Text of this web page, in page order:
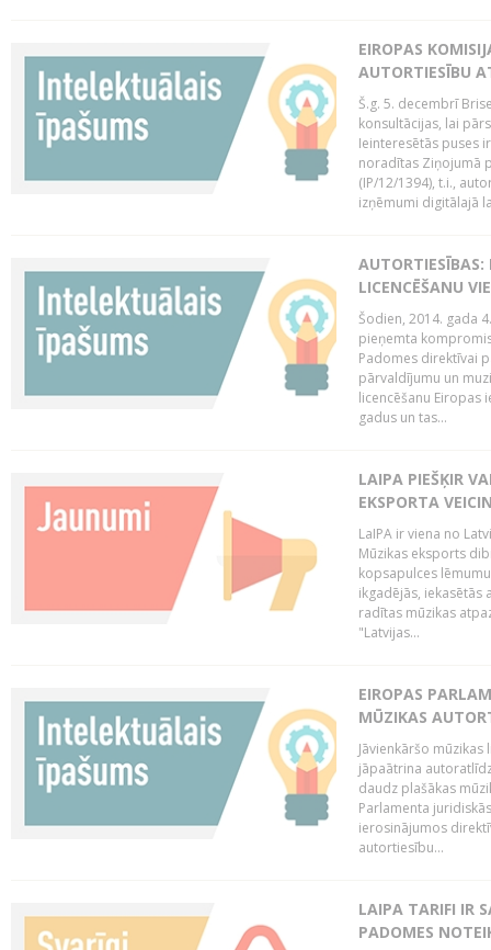
EIROPAS
AUTORTIESĪBU
Š.g. 5. decembrī
konsultācijas, lai
Ieinteresētās puses
noradītas Ziņojumā
(IP/12/1394), t.i.,
izņēmumi digitālajā
AUTORTIESĪBAS:
LICENCĒŠANU
Šodien, 2014. gada
pieņemta
Padomes direktīvai
pārvaldījumu un
licencēšanu Eiropas
gadus un tas...
LAIPA PIEŠĶIR
EKSPORTA
LaIPA ir viena no
Mūzikas eksports
kopsapulces
ikgadējās, iekasētās
radītas mūzikas
"Latvijas...
EIROPAS
MŪZIKAS
Jāvienkāršo
jāpaātrina
daudz plašākas
Parlamenta
ierosinājumos
autortiesību...
LAIPA TARIFI IR
PADOMES